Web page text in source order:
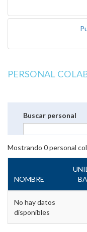
PERSONAL
Buscar personal
Mostrando 0personal
NOMBRE
No hay datos
disponibles